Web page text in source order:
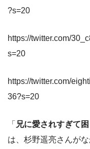
?s=20
https://twitter.com/
s=20
https://twitter.com/
36?s=20
「 兄に愛されすぎて
は、杉野遥亮さんが